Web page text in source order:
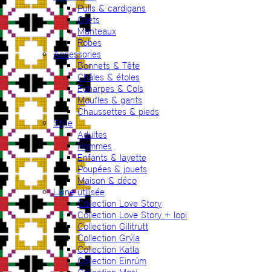
Pulls & cardigans
Gilets
Manteaux
Robes
Accessories
Bonnets & Tête
Châles & étoles
Echarpes & Cols
Moufles & gants
Chaussettes & pieds
Style
Adultes
Hommes
Enfants & layette
Poupées & jouets
Maison & déco
Laine utilisée
Collection Love Story
Collection Love Story + lopi
Collection Gilitrutt
Collection Grýla
Collection Katla
Collection Einrúm